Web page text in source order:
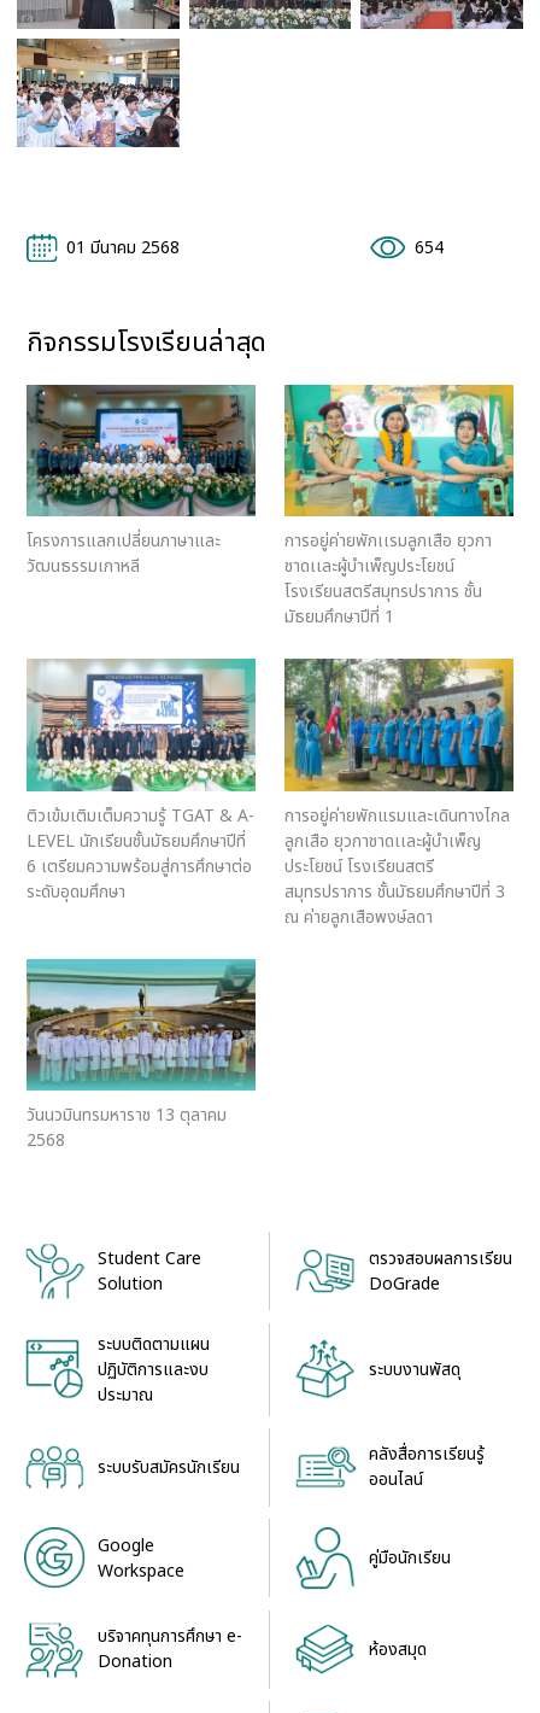
01 มีนาคม 2568 654
กิจกรรมโรงเรียนล่าสุด
โครงการแลกเปลี่ยนภาษาและ
วัฒนธรรมเกาหลี
การอยู่ค่ายพักเเรมลูกเสือ ยุวกา
ชาดเเละผู้บำเพ็ญประโยชน์
โรงเรียนสตรีสมุทรปราการ ชั้น
มัธยมศึกษาปีที่ 1
ติวเข้มเติมเต็มความรู้ TGAT & A-
LEVEL นักเรียนชั้นมัธยมศึกษาปีที่
6 เตรียมความพร้อมสู่การศึกษาต่อ
ระดับอุดมศึกษา
การอยู่ค่ายพักแรมและเดินทางไกล
ลูกเสือ ยุวกาชาดเเละผู้บำเพ็ญ
ประโยชน์ โรงเรียนสตรี
สมุทรปราการ ชั้นมัธยมศึกษาปีที่ 3
ณ ค่ายลูกเสือพงษ์ลดา
วันนวมินทรมหาราช 13 ตุลาคม
2568
Student Care
Solution
ตรวจสอบผลการเรียน
DoGrade
ระบบติดตามแผน
ปฏิบัติการและงบ
ประมาณ
ระบบงานพัสดุ
ระบบรับสมัครนักเรียน
คลังสื่อการเรียนรู้
ออนไลน์
Google
Workspace
คู่มือนักเรียน
บริจาคทุนการศึกษา e-
Donation
ห้องสมุด